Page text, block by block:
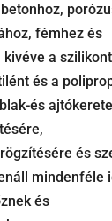
fémhez és
a
és a
és
és
mindenféle
és